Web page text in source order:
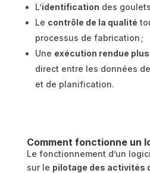
L’identification des
Le contrôle de la qualité
processus de fabrication ;
Une exécution rendue
direct entre les données
et de planification.
Comment fonctionne un
Le fonctionnement d’un
sur le pilotage des activités